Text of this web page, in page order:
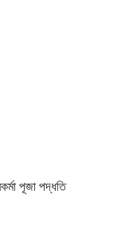
পূজা পদ্ধতি